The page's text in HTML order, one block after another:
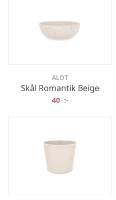
ALOT
Skål Romantik Beige
40 :-